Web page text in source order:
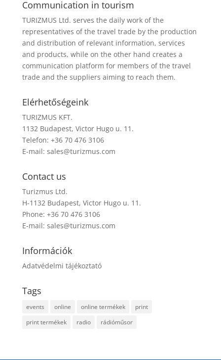
Communication in tourism
TURIZMUS Ltd. serves the daily work of the
representatives of the travel trade by the production
and distribution of relevant information, services
and products, while on the other hand creates a
communication platform for members of the travel
trade and the suppliers aiming to reach them.
Elérhetőségeink
TURIZMUS KFT.
1132 Budapest, Victor Hugo u. 11.
Telefon: +36 70 476 3106
E-mail: sales@turizmus.com
Contact us
Turizmus Ltd.
H-1132 Budapest, Victor Hugo u. 11.
Phone: +36 70 476 3106
E-mail: sales@turizmus.com
Információk
Adatvédelmi tájékoztató
Tags
events online online termékek
print
print termékek
radio rádióműsor